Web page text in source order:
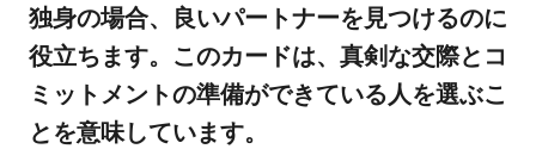
独身の場合、良いパートナーを見つけるのに
役立ちます。このカードは、真剣な交際とコ
ミットメントの準備ができている人を選ぶこ
とを意味しています。